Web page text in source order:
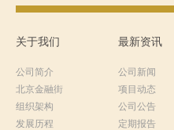
关于我们
公司简介
北京金融街
组织架构
发展历程
最新资讯
公司新闻
项目动态
公司公告
定期报告